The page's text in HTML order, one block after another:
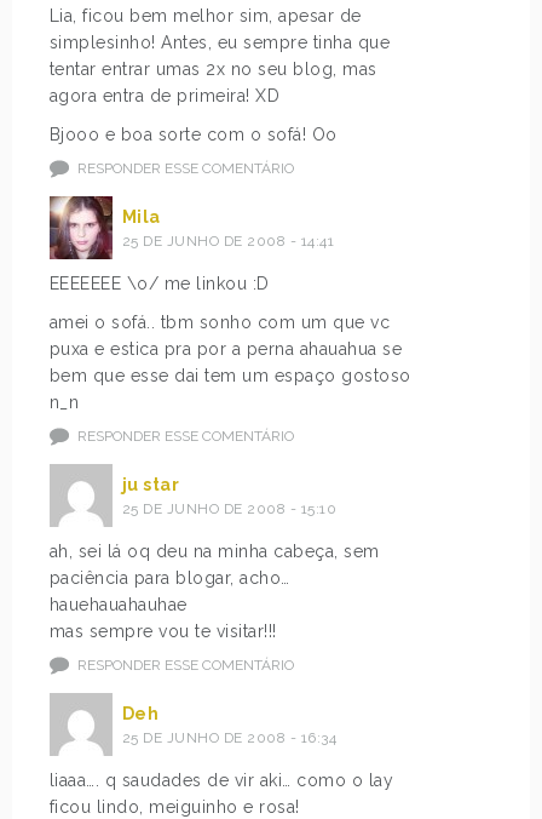
Lia, ficou bem melhor sim, apesar de
simplesinho! Antes, eu sempre tinha que
tentar entrar umas 2x no seu blog, mas
agora entra de primeira! XD
Bjooo e boa sorte com o sofá! Oo
RESPONDER ESSE COMENTÁRIO
Mila
25 DE JUNHO DE 2008 - 14:41
EEEEEEE \o/ me linkou :D
amei o sofá.. tbm sonho com um que vc
puxa e estica pra por a perna ahauahua se
bem que esse dai tem um espaço gostoso
n_n
RESPONDER ESSE COMENTÁRIO
ju star
25 DE JUNHO DE 2008 - 15:10
ah, sei lá oq deu na minha cabeça, sem
paciência para blogar, acho…
hauehauahauhae
mas sempre vou te visitar!!!
RESPONDER ESSE COMENTÁRIO
Deh
25 DE JUNHO DE 2008 - 16:34
liaaa…. q saudades de vir aki… como o lay
ficou lindo, meiguinho e rosa!